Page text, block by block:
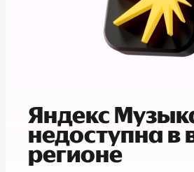
Яндекс
недоступна в
регионе